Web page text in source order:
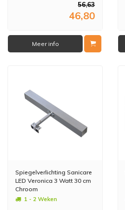
56,63
46,80
Meer info
Spiegelverlichting Sanicare
LED Veronica 3 Watt 30 cm
Chroom
1 - 2 Weken